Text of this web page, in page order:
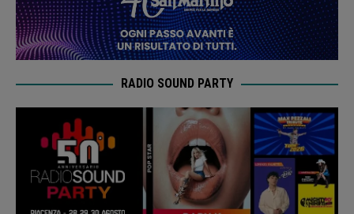
RADIO SOUND PARTY